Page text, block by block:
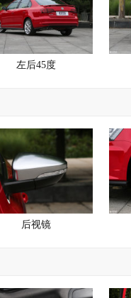
左后45度
后视镜